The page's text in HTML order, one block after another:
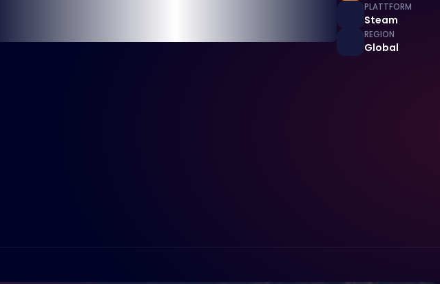
PLATTFORM
Steam
REGION
Global